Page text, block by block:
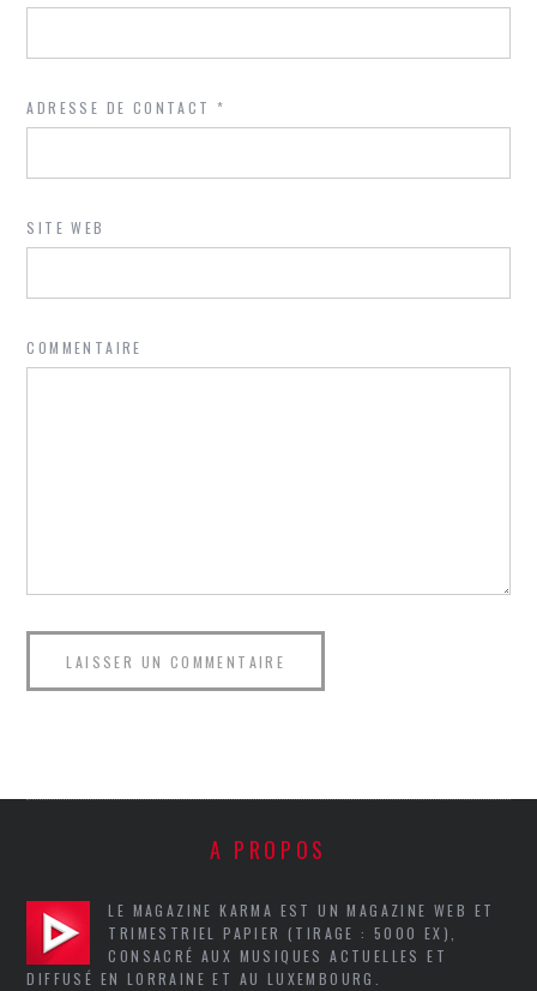
ADRESSE DE CONTACT*
SITE WEB
COMMENTAIRE
A PROPOS
LE MAGAZINE KARMA EST UN MAGAZINE WEB ET
TRIMESTRIEL PAPIER (TIRAGE : 5000 EX),
CONSACRÉ AUX MUSIQUES ACTUELLES ET
DIFFUSÉ EN LORRAINE ET AU LUXEMBOURG.